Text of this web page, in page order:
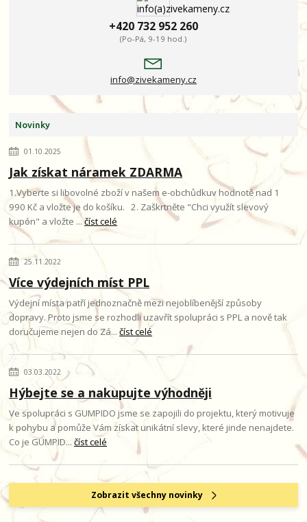
+420 732 952 260
(Po-Pá, 9-19 hod.)
info@zivekameny.cz
Novinky
01.10.2025
Jak získat náramek ZDARMA
1.Vyberte si libovolné zboží v našem e-obchůdkuv hodnotě nad 1
990 Kč a vložte je do košíku. 2. Zaškrtněte "Chci využít slevový
kupón" a vložte ...číst celé
25.11.2022
Více výdejních míst PPL
Výdejní místa patří jednoznačně mezi nejoblíbenější způsoby
dopravy. Proto jsme se rozhodli uzavřít spolupráci s PPL a nově tak
doručujeme nejen do Zá...číst celé
03.03.2022
Hýbejte se a nakupujte výhodněji
Ve spolupráci s GUMPIDO jsme se zapojili do projektu, který motivuje
k pohybu a pomůže Vám získat unikátní slevy, které jinde nenajdete.
Co je GUMPID...číst celé
Zobrazit všechny novinky